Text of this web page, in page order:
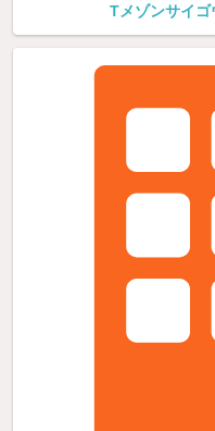
Tメゾンサイゴ